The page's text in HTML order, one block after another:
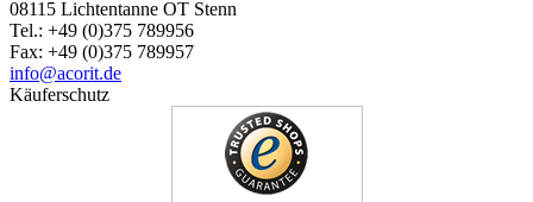
08115 Lichtentanne OT Stenn
Tel.: +49 (0)375 789956
Fax: +49 (0)375 789957
info@acorit.de
Käuferschutz